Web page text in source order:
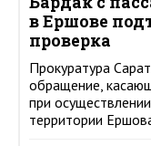
в Ершове
проверка
Прокуратура
обращение,
при
территории